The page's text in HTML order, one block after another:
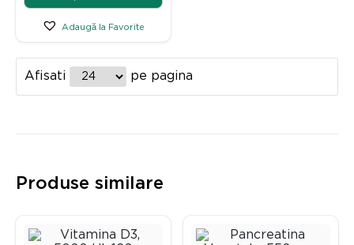
Adaugă la Favorite
Afisati pe pagina
Produse similare